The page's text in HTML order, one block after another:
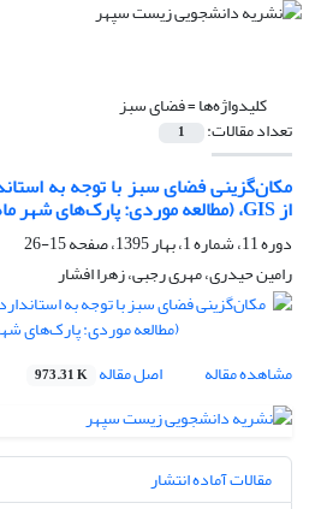
کلیدواژه‌ها =فضای سبز
تعداد مقالات: 1
مکان‌گزینی فضای سبز با توجه به
از GIS، (مطالعه موردی: پارک‌های شهر ماهدشت)
دوره 11، شماره 1، بهار 1395، صفحه
15-26
رامین حیدری، مهری رجبی، زهرا افشار
مشاهده مقاله اصل مقاله 973.31 K
مقالات آماده انتشار